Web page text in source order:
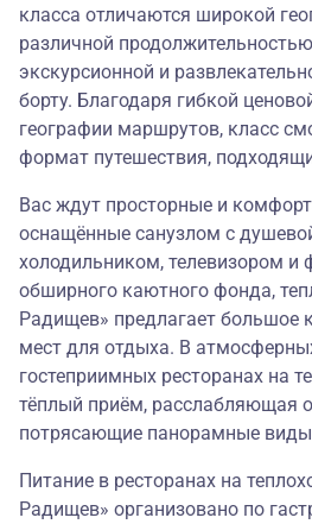
класса отличаются широкой
различной
экскурсионной и
борту. Благодаря гибкой
географии маршрутов, класс
формат путешествия,
Вас ждут просторные и
оснащённые санузлом с
холодильником, телевизором
обширного каютного фонда,
Радищев» предлагает большое
мест для отдыха. В
гостеприимных ресторанах на
тёплый приём, расслабляющая
потрясающие панорамные
Питание в ресторанах на
Радищев» организовано по